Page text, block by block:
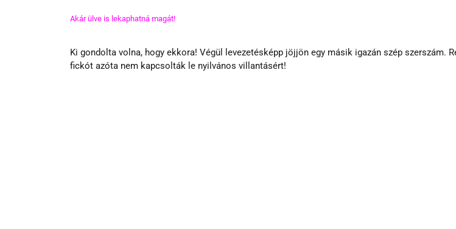
Akár ülve is lekaphatná magát!
Ki gondolta volna, hogy ekkora! Végül levezetésképp jöjjön egy másik igazán szép szerszám.
fickót azóta nem kapcsolták le nyilvános villantásért!